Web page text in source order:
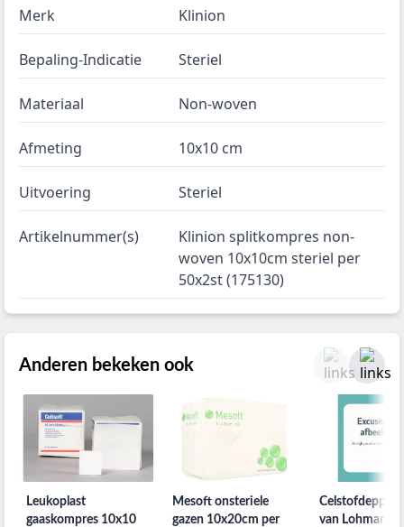
Merk Klinion
Bepaling-Indicatie Steriel
Materiaal Non-woven
Afmeting 10x10 cm
Uitvoering Steriel
Artikelnummer(s)
Klinion splitkompres non-
woven 10x10cm steriel per
50x2st (175130)
Anderen bekeken ook
Leukoplast
gaaskompres 10x10
Mesoft onsteriele
gazen 10x20cm per
van Lohmann